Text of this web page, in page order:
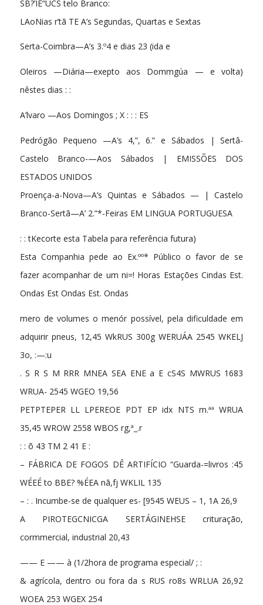
SB?’ÍE“ÚCS telo Branco:
LAoNias r’tã TE A’s Segundas, Quartas e Sextas
Serta-Coimbra—A’s 3.º4 e dias 23 (ida e
Oleiros —Diária—exepto aos Dommgúa — e volta)
nêstes dias : :
A’lvaro —Aos Domingos ; X : : : ES
Pedrógão Pequeno —A’s 4,”, 6.” e Sábados | Sertâ-
Castelo Branco-—Aos Sábados | EMISSÕES DOS
ESTADOS UNIDOS
Proença-a-Nova—A’s Quintas e Sábados — | Castelo
Branco-Sertã—A’ 2.”*-Feiras EM LINGUA PORTUGUESA
: : tKecorte esta Tabela para referência futura)
Esta Companhia pede ao Ex.ºº* Público o favor de se
fazer acompanhar de um ni=! Horas Estações Cindas Est.
Ondas Est Ondas Est. Ondas
mero de volumes o menór possível, pela dificuldade em
adquirir pneus, 12,45 WkRUS 300g WERUÁA 2545 WKELJ
3o, :—:u
. S R S M RRR MNEA SEA ENE a E cS4S MWRUS 1683
WRUA- 2545 WGEO 19,56
PETPTEPER LL LPEREOE PDT EP idx NTS m.ªª WRUA
35,45 WROW 2558 WBOS rg,ª_.r
: : õ 43 TM 2 41 E :
– FÁBRICA DE FOGOS DÊ ARTIFÍCIO “Guarda-=livros :45
WÉEÉ to BBE? %ÉEA nã,fj WKLIL 135
– : . Incumbe-se de qualquer es- [9545 WEUS – 1, 1A 26,9
A PIROTEGCNICGA SERTÁGINEHSE crituração,
cormmercial, industrial 20,43
—— E —— à (1/2hora de programa especial/ ; :
& agrícola, dentro ou fora da s RUS ro8s WRLUA 26,92
WOEA 253 WGEX 254